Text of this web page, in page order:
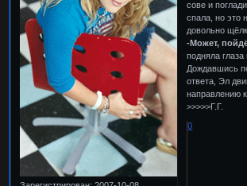
сове и
спала, но это
довольно
-Может,
подняла
Дождавшись
ответа, Эл
направлению к
>>>>>Г.Г.
0